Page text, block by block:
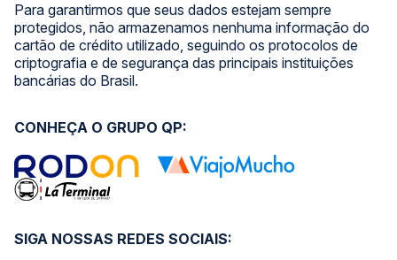
Para garantirmos que seus dados estejam sempre
protegidos, não armazenamos nenhuma informação do
cartão de crédito utilizado, seguindo os protocolos de
criptografia e de segurança das principais instituições
bancárias do Brasil.
SIGA NOSSAS REDES SOCIAIS:
CONHEÇA O GRUPO QP: